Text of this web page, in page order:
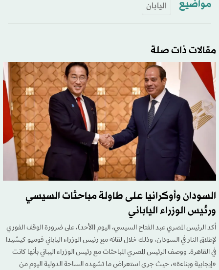
مواضيع اليابان
مقالات ذات صلة
السودان وأوكرانيا على طاولة مباحثات السيسي
ورئيس الوزراء الياباني
أكد الرئيس المصري عبد الفتاح السيسي، اليوم (الأحد)، على ضرورة الوقف الفوري
لإطلاق النار في السودان، وذلك خلال لقائه مع رئيس الوزراء الياباني فوميو كيشيدا
في القاهرة. ووصف الرئيس المصري المباحثات مع رئيس الوزراء اليباني بأنها كانت
«إيجابية وبناءة»، حيث جرى استعراض ما تشهده الساحة الدولية اليوم من